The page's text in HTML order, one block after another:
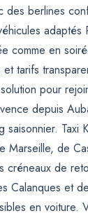
des berlines
adaptés
comme en
tarifs
pour
depuis
saisonnier. Taxi
Marseille, de
créneaux de
Calanques et
en voiture.